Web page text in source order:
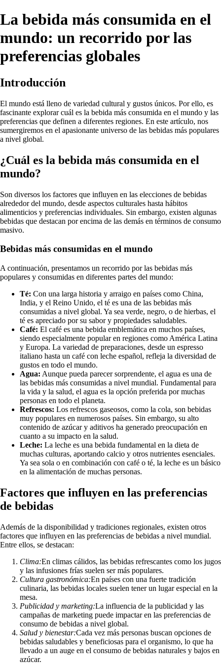
La bebida más consumida en el
mundo: un recorrido por las
preferencias globales
Introducción
El mundo está lleno de variedad cultural y gustos únicos. Por ello, es
fascinante explorar cuál es la bebida más consumida en el mundo y las
preferencias que definen a diferentes regiones. En este artículo, nos
sumergiremos en el apasionante universo de las bebidas más populares
a nivel global.
¿Cuál es la bebida más consumida en el
mundo?
Son diversos los factores que influyen en las elecciones de bebidas
alrededor del mundo, desde aspectos culturales hasta hábitos
alimenticios y preferencias individuales. Sin embargo, existen algunas
bebidas que destacan por encima de las demás en términos de consumo
masivo.
Bebidas más consumidas en el mundo
A continuación, presentamos un recorrido por las bebidas más
populares y consumidas en diferentes partes del mundo:
Té: Con una larga historia y arraigo en países como China,
India, y el Reino Unido, el té es una de las bebidas más
consumidas a nivel global. Ya sea verde, negro, o de hierbas, el
té es apreciado por su sabor y propiedades saludables.
Café: El café es una bebida emblemática en muchos países,
siendo especialmente popular en regiones como América Latina
y Europa. La variedad de preparaciones, desde un espresso
italiano hasta un café con leche español, refleja la diversidad de
gustos en todo el mundo.
Agua: Aunque pueda parecer sorprendente, el agua es una de
las bebidas más consumidas a nivel mundial. Fundamental para
la vida y la salud, el agua es la opción preferida por muchas
personas en todo el planeta.
Refrescos: Los refrescos gaseosos, como la cola, son bebidas
muy populares en numerosos países. Sin embargo, su alto
contenido de azúcar y aditivos ha generado preocupación en
cuanto a su impacto en la salud.
Leche: La leche es una bebida fundamental en la dieta de
muchas culturas, aportando calcio y otros nutrientes esenciales.
Ya sea sola o en combinación con café o té, la leche es un básico
en la alimentación de muchas personas.
Factores que influyen en las preferencias
de bebidas
Además de la disponibilidad y tradiciones regionales, existen otros
factores que influyen en las preferencias de bebidas a nivel mundial.
Entre ellos, se destacan:
Clima:En climas cálidos, las bebidas refrescantes como los jugos
y las infusiones frías suelen ser más populares.
Cultura gastronómica:En países con una fuerte tradición
culinaria, las bebidas locales suelen tener un lugar especial en la
mesa.
Publicidad y marketing:La influencia de la publicidad y las
campañas de marketing puede impactar en las preferencias de
consumo de bebidas a nivel global.
Salud y bienestar:Cada vez más personas buscan opciones de
bebidas saludables y beneficiosas para el organismo, lo que ha
llevado a un auge en el consumo de bebidas naturales y bajos en
azúcar.